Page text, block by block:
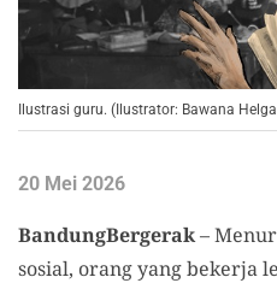
Ilustrasi guru. (Ilustrator: Bawana
20 Mei 2026
BandungBergerak–
sosial, orang yang bekerja